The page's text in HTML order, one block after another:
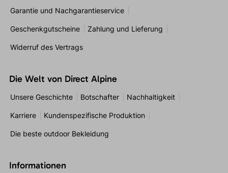
Garantie und Nachgarantieservice
Geschenkgutscheine Zahlung und Lieferung
Widerruf des Vertrags
Die Welt von Direct Alpine
Unsere Geschichte Botschafter Nachhaltigkeit
Karriere Kundenspezifische Produktion
Die beste outdoor Bekleidung
Informationen